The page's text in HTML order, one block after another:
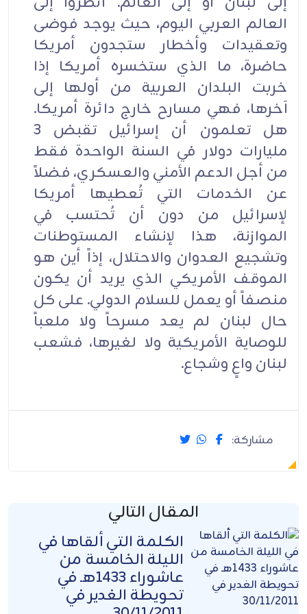
العالم العربي اليوم، حيث يوجد فوضى
وتعقيدات وأخطار ستجدون أمريكا
حاضرة، ما الذي ستخسره أمريكا إذا
خربت البلدان العربية من أولها إلى
آخرها، فهي مسارح خارج دائرة أمريكا.
هل تعلمون أن إسرائيل تقبض 3
مليارات دولار في السنة الواحدة فقط
من أجل الدعم الأمني والعسكري، فضلاً
عن الخدمات التي تُعطيها أمريكا
لإسرائيل من دون أن تُحتسب في
الموازنة، هذا لإنشاء المستوطنات
وتشجيع العدوان والاحتلال، إذاً أين هو
الموقف الأمريكي الذي يريد أن يكون
منصفاً أو يعمل للسلام الدولي. على كل
حال لبنان لم يعد مسرحاً ولا ملعباً
للوصاية الأمريكية ولا لغيرها، فشعب
لبنان واعٍ وشجاع.
مشاركة:
المقال التالي
الكلمة التي ألقاها في
الليلة الخامسة من
عاشوراء 1433هـ في
تحويطة الغدير في